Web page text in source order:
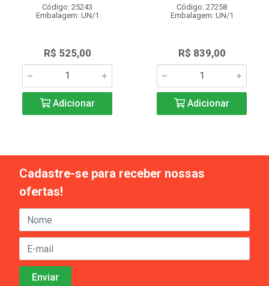
Código: 25243
Embalagem: UN/1
R$ 525,00
Adicionar
Código: 27258
Embalagem: UN/1
R$ 839,00
Adicionar
Cadastre-se para receber nossas
ofertas!